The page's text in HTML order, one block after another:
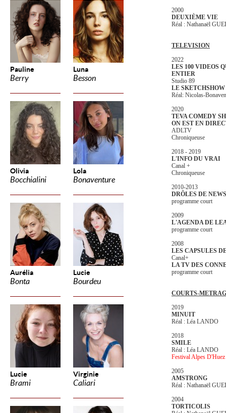
Pauline
Berry
Luna
Besson
Olivia
Bocchialini
Lola
Bonaventure
Aurélia
Bonta
Lucie
Bourdeu
Lucie
Brami
Virginie
Caliari
2000
DEUXIÈME VIE
Réal : Nathanaël
TELEVISION
2022
LES 100 VIDEOS
ENTIER
Studio 89
LE
Réal: Nicolas-
2020
TEVA COMEDY
ON EST EN
ADLTV
Chroniqueuse
2018 - 2019
L'INFO DU VRAI
Canal +
Chroniqueuse
2010-2013
DRÔLES DE NEWS
programme court
2009
L'AGENDA DE
programme court
2008
LES CAPSULES
Canal+
LA TV DES
programme court
COURTS-
2019
MINUIT
Réal : Léa LANDO
2018
SMILE
Réal : Léa LANDO
Festival Alpes D'Huez
2005
AMSTRONG
Réal : Nathanaël
2004
TORTICOLIS